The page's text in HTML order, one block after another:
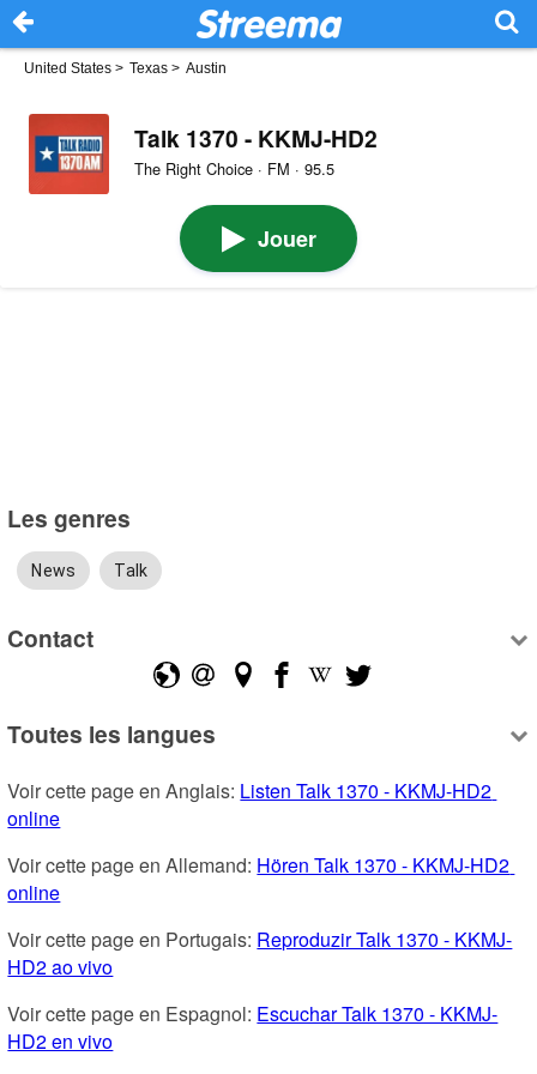
United States > Texas > Austin
Talk 1370 - KKMJ-HD2
The Right Choice · FM · 95.5
Jouer
Les genres
News Talk
Contact
Toutes les langues
Voir cette page en Anglais: Listen Talk 1370 - KKMJ-HD2
online
Voir cette page en Allemand: Hören Talk 1370 - KKMJ-HD2
online
Voir cette page en Portugais: Reproduzir Talk 1370 - KKMJ-
HD2 ao vivo
Voir cette page en Espagnol: Escuchar Talk 1370 - KKMJ-
HD2 en vivo